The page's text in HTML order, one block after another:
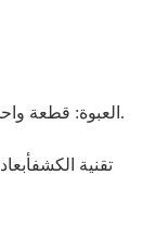
16) العبوة: قطعة واحدة في صندوق هدايا، قطعتين في كرتون.
تقنية الكشفأبعاد